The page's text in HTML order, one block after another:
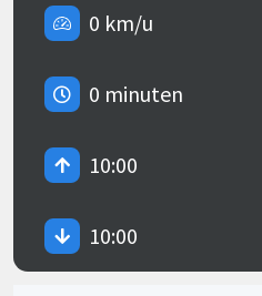
0 km/u
0 minuten
10:00
10:00